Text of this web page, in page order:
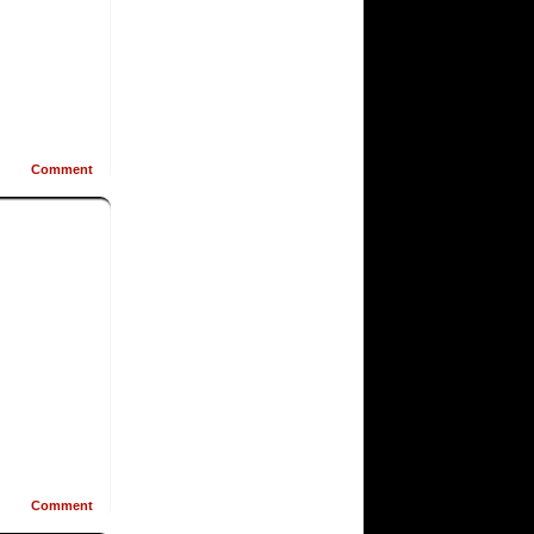
Comment
Comment